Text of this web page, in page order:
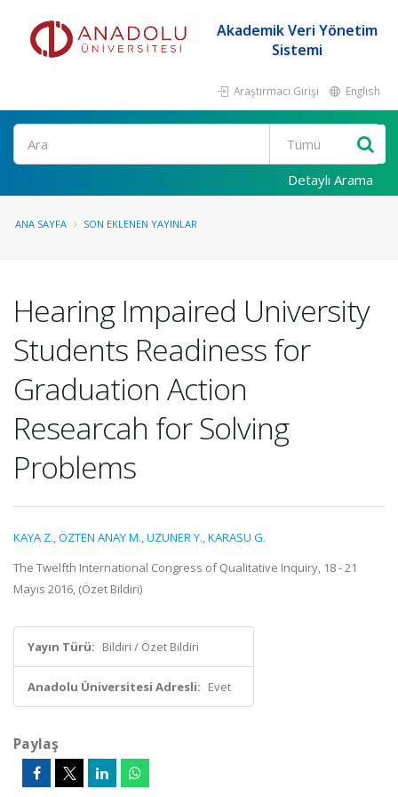
Akademik Veri Yönetim
Sistemi
Araştırmacı Girişi English
Ara
Detaylı Arama
ANA SAYFA SON EKLENEN YAYINLAR
Hearing Impaired University
Students Readiness for
Graduation Action
Researcah for Solving
Problems
KAYA Z.,ÖZTEN ANAY M.,UZUNER Y.,KARASU G.
The Twelfth International Congress of Qualitative Inquiry, 18 - 21
Mayıs 2016, (Özet Bildiri)
Yayın Türü: Bildiri / Özet Bildiri
Anadolu Üniversitesi Adresli: Evet
Paylaş